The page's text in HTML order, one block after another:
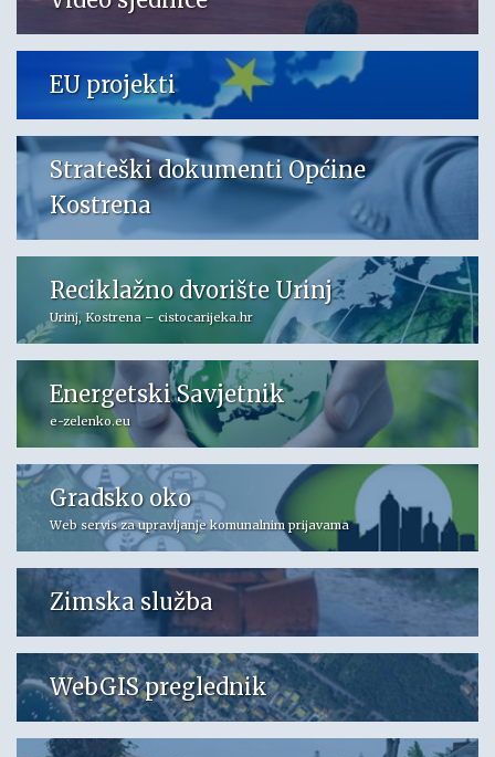
EU projekti
Strateški dokumenti Općine
Kostrena
Reciklažno dvorište Urinj
Urinj, Kostrena – cistocarijeka.hr
Energetski Savjetnik
e-zelenko.eu
Gradsko oko
Web servis za upravljanje komunalnim prijavama
Zimska služba
WebGIS preglednik